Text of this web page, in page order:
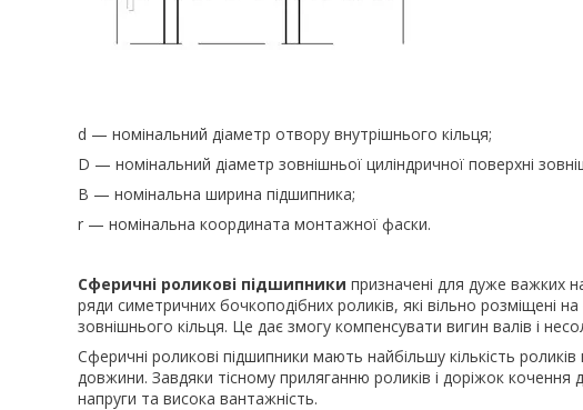
d — номінальний діаметр отвору внутрішнього кільця;
D — номінальний діаметр зовнішньої циліндричної поверхні
B — номінальна ширина підшипника;
r — номінальна координата монтажної фаски.
Сферичні роликові підшипники призначені для дуже важких
ряди симетричних бочкоподібних роликів, які вільно розміщені
зовнішнього кільця. Це дає змогу компенсувати вигин валів і
Сферичні роликові підшипники мають найбільшу кількість
довжини. Завдяки тісному приляганню роликів і доріжок кочення
напруги та висока вантажність.